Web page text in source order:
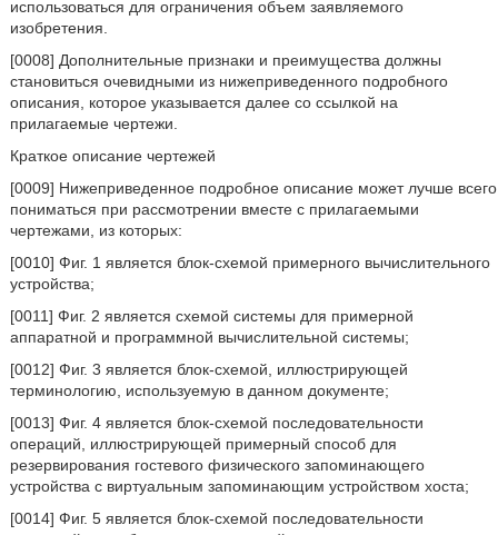
использоваться для ограничения объем заявляемого
изобретения.
[0008] Дополнительные признаки и преимущества должны
становиться очевидными из нижеприведенного подробного
описания, которое указывается далее со ссылкой на
прилагаемые чертежи.
Краткое описание чертежей
[0009] Нижеприведенное подробное описание может лучше всего
пониматься при рассмотрении вместе с прилагаемыми
чертежами, из которых:
[0010] Фиг. 1 является блок-схемой примерного вычислительного
устройства;
[0011] Фиг. 2 является схемой системы для примерной
аппаратной и программной вычислительной системы;
[0012] Фиг. 3 является блок-схемой, иллюстрирующей
терминологию, используемую в данном документе;
[0013] Фиг. 4 является блок-схемой последовательности
операций, иллюстрирующей примерный способ для
резервирования гостевого физического запоминающего
устройства с виртуальным запоминающим устройством хоста;
[0014] Фиг. 5 является блок-схемой последовательности